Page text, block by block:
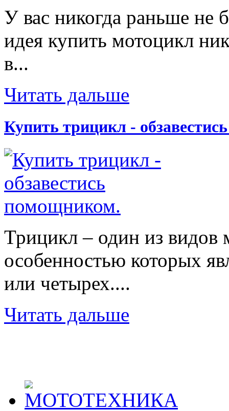
У вас никогда раньше не
идея купить мотоцикл
в...
Читать дальше
Купить трицикл -
Трицикл – один из видов
особенностью которых
или четырех....
Читать дальше